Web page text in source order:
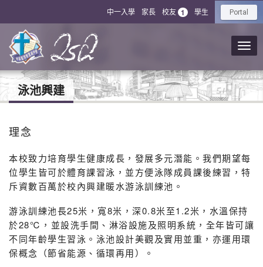
中一入學 家長 校友 1 學生 Portal
泳池興建
理念
本校致力培育學生健康成長，發展多元潛能。我們期望每
位學生皆可於體育課習泳，並方便泳隊成員課後練習，特
斥資數百萬於校內興建暖水游泳訓練池。
游泳訓練池長25米，寬8米，深0.8米至1.2米，水溫保持
於28℃，並設洗手間、淋浴設施及照明系統，全年皆可讓
不同年齡學生習泳。泳池設計美觀及實用並重，亦運用環
保概念（節省能源、循環再用）。